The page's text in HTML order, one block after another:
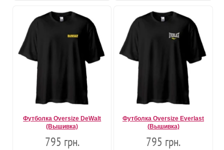
Футболка Oversize DeWalt
(Вышивка)
795 грн.
Футболка Oversize Everlast
(Вышивка)
795 грн.